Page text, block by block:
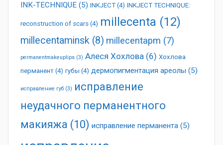
INK-TECHNIQUE (5) INKJECT (4) INKJECT TECHNIQUE:
reconstruction of scars (4) millecenta (12)
millecentaminsk (8) millecentapm (7)
permanentmakeuplips (3) Алеся Хохлова (6) Хохлова
перманент (4) губы (4) дермопигментация ареолы (5)
исправление губ (3) исправление
неудачного перманентного
макияжа (10) исправление перманента (5)